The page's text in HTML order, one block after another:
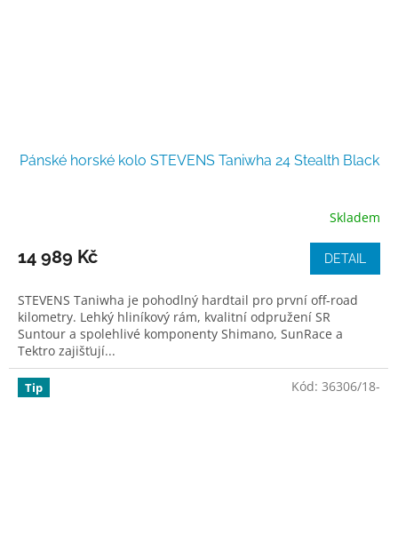
Pánské horské kolo STEVENS Taniwha 24 Stealth Black
Skladem
14 989 Kč DETAIL
STEVENS Taniwha je pohodlný hardtail pro první off-road
kilometry. Lehký hliníkový rám, kvalitní odpružení SR
Suntour a spolehlivé komponenty Shimano, SunRace a
Tektro zajišťují...
Tip Kód: 36306/18-